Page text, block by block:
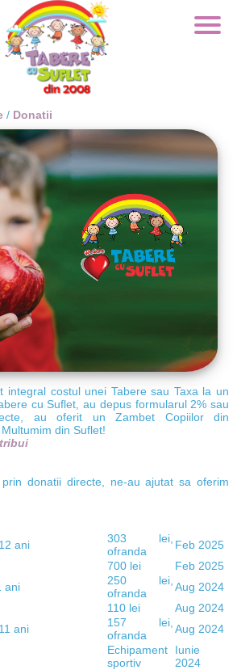
×
/ Donatii
integral costul unei Tabere sau Taxa la un
cu Suflet, au depus formularul 2% sau
au oferit un Zambet Copiilor din
din Suflet!
donatii directe, ne-au ajutat sa oferim
ani
303 lei,
ofranda
Feb 2025
700 lei
Feb 2025
ani
250 lei,
ofranda
Aug 2024
110 lei
Aug 2024
ani
157 lei,
ofranda
Aug 2024
Echipament
sportiv
Iunie
2024